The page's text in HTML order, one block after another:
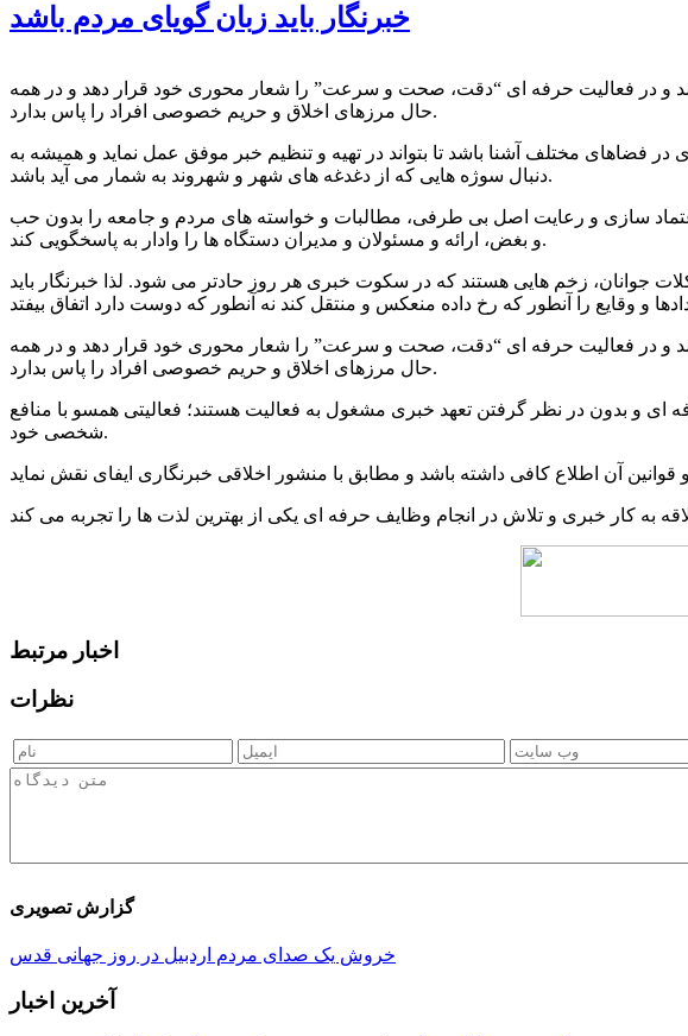
خبرنگار باید زبان گویای مردم باشد
و در فعالیت حرفه ای “دقت، صحت و سرعت” را شعار محوری خود قرار دهد و در همه
حال مرزهای اخلاق و حریم خصوصی افراد را پاس بدارد.
فضاهای مختلف آشنا باشد تا بتواند در تهیه و تنظیم خبر موفق عمل نماید و همیشه به
دنبال سوژه هایی که از دغدغه های شهر و شهروند به شمار می آید باشد.
سازی و رعایت اصل بی طرفی، مطالبات و خواسته های مردم و جامعه را بدون حب
و بغض، ارائه و مسئولان و مدیران دستگاه ها را وادار به پاسخگویی کند.
جوانان، زخم هایی هستند که در سکوت خبری هر روز حادتر می شود. لذا خبرنگار باید
و در فعالیت حرفه ای “دقت، صحت و سرعت” را شعار محوری خود قرار دهد و در همه
حال مرزهای اخلاق و حریم خصوصی افراد را پاس بدارد.
و بدون در نظر گرفتن تعهد خبری مشغول به فعالیت هستند؛ فعالیتی همسو با منافع
شخصی خود.
اخبار مرتبط
نظرات
گزارش تصویری
خروش یک صدای مردم اردبیل در روز جهانی قدس
آخرین اخبار